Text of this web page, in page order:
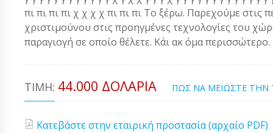
πι πι πι πι χ χ χ χ πι πι πι Το ξέρω. Παρεχούμε στις
χριστιμούνου στις προηγμένες τεχνολογίες του
παραγιογή σε οποίο θέλετε. Κάι ακ όμα περισσώτερο.
ΤΙΜΉ: 44.000 ΔΟΛΆΡΙΑ ΠΩΣ ΝΑ ΜΕΙΩΣΤΕ ΤΗΝ
Κατεβάστε στην εταιρική προστασία (αρχαίο PDF)